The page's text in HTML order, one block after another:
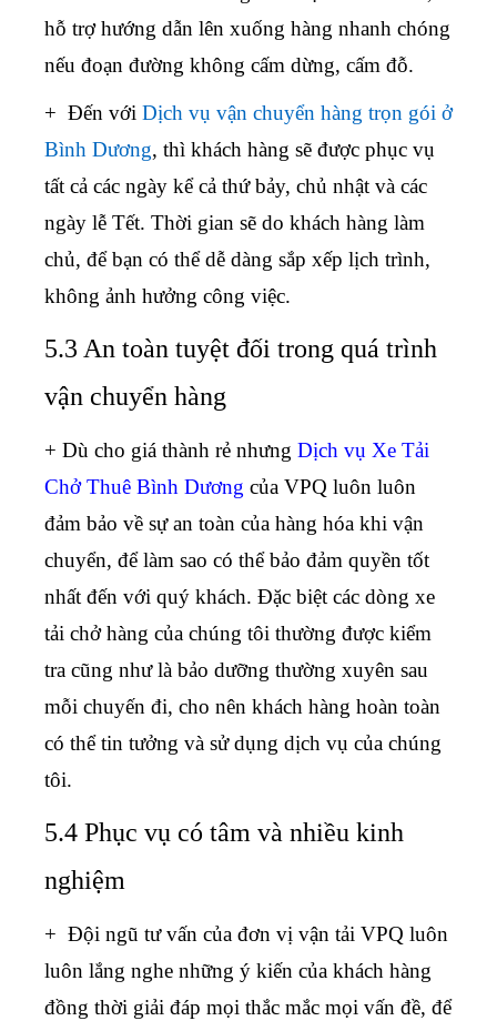
hỗ trợ hướng dẫn lên xuống hàng nhanh chóng
nếu đoạn đường không cấm dừng, cấm đỗ.
+ Đến với Dịch vụ vận chuyển hàng trọn gói ở
Bình Dương, thì khách hàng sẽ được phục vụ
tất cả các ngày kể cả thứ bảy, chủ nhật và các
ngày lễ Tết. Thời gian sẽ do khách hàng làm
chủ, để bạn có thể dễ dàng sắp xếp lịch trình,
không ảnh hưởng công việc.
5.3 An toàn tuyệt đối trong quá trình
vận chuyển hàng
+ Dù cho giá thành rẻ nhưng Dịch vụ Xe Tải
Chở Thuê Bình Dương của VPQ luôn luôn
đảm bảo về sự an toàn của hàng hóa khi vận
chuyển, để làm sao có thể bảo đảm quyền tốt
nhất đến với quý khách. Đặc biệt các dòng xe
tải chở hàng của chúng tôi thường được kiểm
tra cũng như là bảo dưỡng thường xuyên sau
mỗi chuyến đi, cho nên khách hàng hoàn toàn
có thể tin tưởng và sử dụng dịch vụ của chúng
tôi.
5.4 Phục vụ có tâm và nhiều kinh
nghiệm
+ Đội ngũ tư vấn của đơn vị vận tải VPQ luôn
luôn lắng nghe những ý kiến của khách hàng
đồng thời giải đáp mọi thắc mắc mọi vấn đề, để